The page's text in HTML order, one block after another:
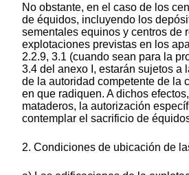
No obstante, en el caso de los
de équidos, incluyendo los
sementales equinos y centros de
explotaciones previstas en los
2.2.9, 3.1 (cuando sean para la
3.4 del anexo I, estarán sujetos a
de la autoridad competente de la
en que radiquen. A dichos
mataderos, la autorización
contemplar el sacrificio de
2. Condiciones de ubicación de